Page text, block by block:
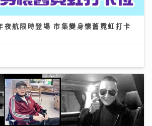
航限時登場 市集變身懷舊霓虹打卡